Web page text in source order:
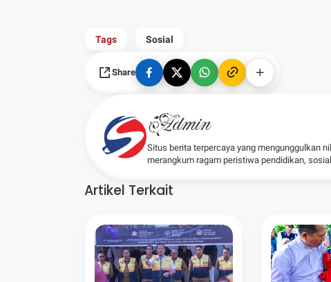
Tags Sosial
Share
Admin
Situs berita terpercaya yang mengunggulkan
merangkum ragam peristiwa pendidikan,
Artikel Terkait